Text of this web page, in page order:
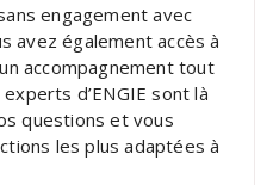
engagement avec
avez également accès à
accompagnement tout
d’ENGIE sont là
questions et vous
les plus adaptées à